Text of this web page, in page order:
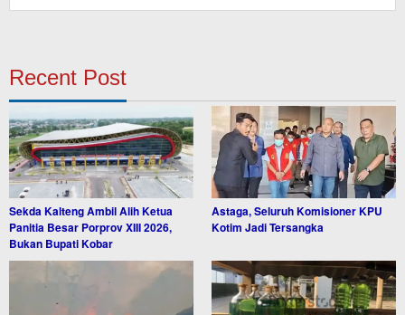
Recent Post
Sekda Kalteng Ambil Alih Ketua
Panitia Besar Porprov XIII 2026,
Bukan Bupati Kobar
Astaga, Seluruh Komisioner KPU
Kotim Jadi Tersangka